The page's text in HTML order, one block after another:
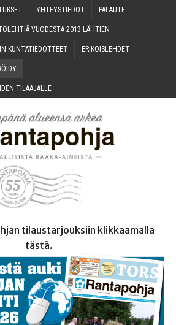
YHTEYS­TIE­DOT PALAU­TE
VUO­DES­TA 2013 LÄHTIEN
IIN KUN­TA­TIE­DOT­TEET ERI­KOIS­LEH­DET
TILAAJALLE
tilaustarjouksiin klikkaamalla
tästä.